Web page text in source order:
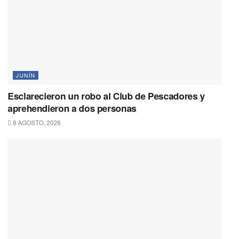
JUNÍN
Esclarecieron un robo al Club de Pescadores y
aprehendieron a dos personas
8 AGOSTO, 2026